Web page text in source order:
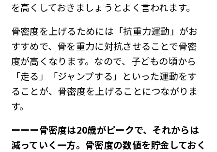
を高くしておきましょうとよく言われます。
骨密度を上げるためには「抗重力運動」がお
すすめで、骨を重力に対抗させることで骨密
度が高くなります。なので、子どもの頃から
「走る」「ジャンプする」といった運動をす
ることが、骨密度を上げることにつながりま
す。
ーーー骨密度は20歳がピークで、それからは
減っていく一方。骨密度の数値を貯金しておく